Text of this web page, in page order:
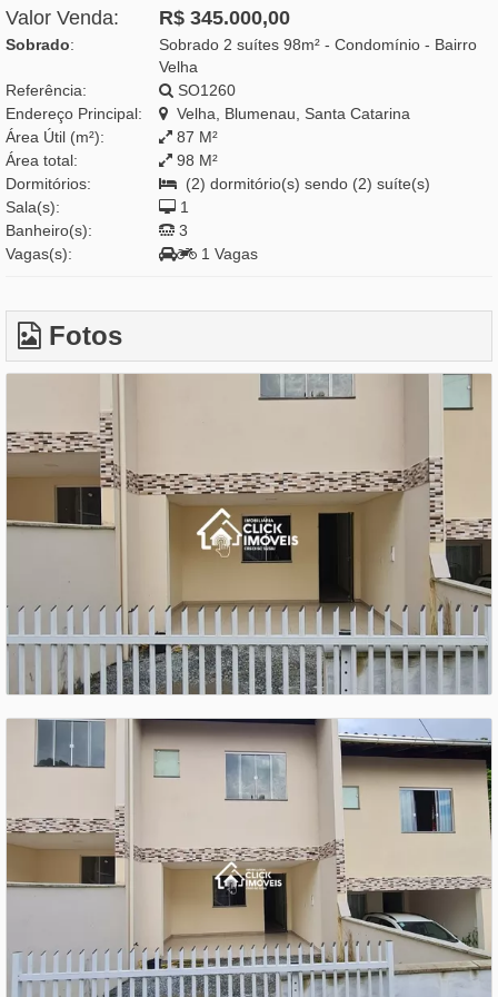
Valor Venda: R$ 345.000,00
Sobrado:
Sobrado 2 suítes 98m² - Condomínio - Bairro
Velha
Referência:
SO1260
Endereço Principal:
Velha, Blumenau, Santa Catarina
Área Útil (m²):
87 M²
Área total:
98 M²
Dormitórios:
(2) dormitório(s) sendo (2) suíte(s)
Sala(s):
1
Banheiro(s):
3
Vagas(s):
1 Vagas
Fotos